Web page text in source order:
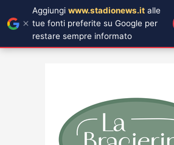
Aggiungi www.stadionews.it alle
tue fonti preferite su Google per
restare sempre informato